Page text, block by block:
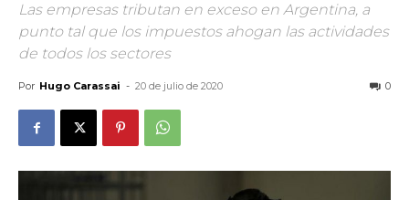
Las empresas tributan en exceso en Argentina, a
punto tal que los impuestos ahogan las actividades
de todos los sectores
Por Hugo Carassai - 20 de julio de 2020 0